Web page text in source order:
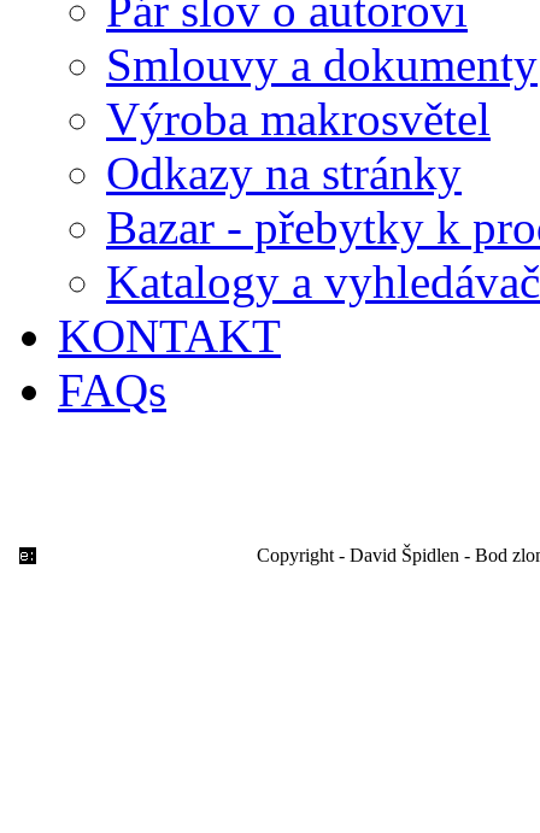
Smlouvy a dokumenty
Výroba makrosvětel
Odkazy na stránky
Bazar - přebytky k
Katalogy a
KONTAKT
FAQs
Copyright - David Špidlen - Bod